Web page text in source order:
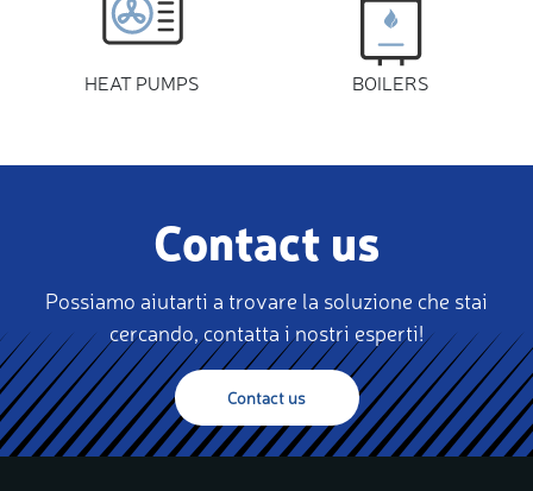
HEAT PUMPS BOILERS
Contact us
Possiamo aiutarti a trovare la soluzione che stai
cercando, contatta i nostri esperti!
Contact us